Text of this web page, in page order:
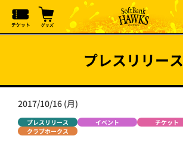
プレスリリース
2017/10/16 (月)
プレスリリース イベント
チケット
クラブホークス